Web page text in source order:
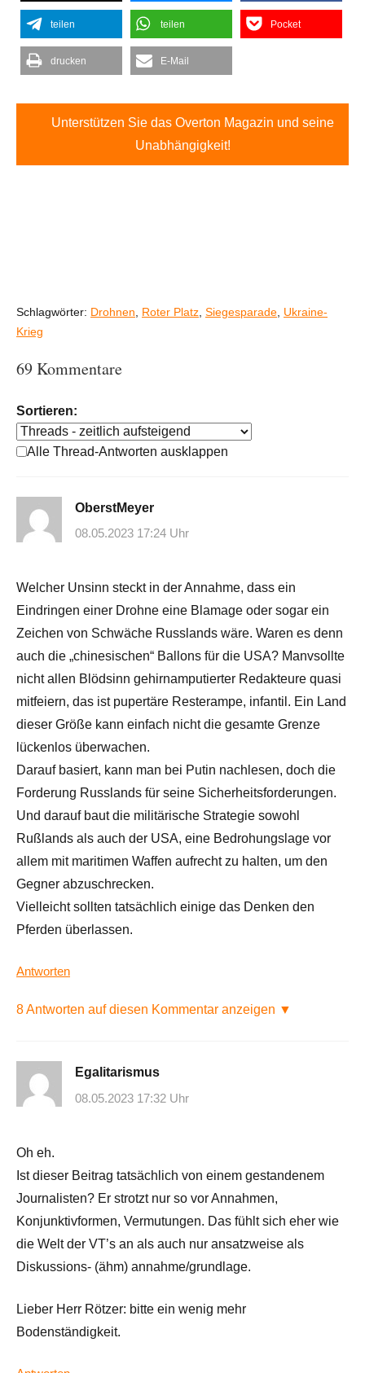
teilen teilen Pocket
drucken E-Mail
Unterstützen Sie das Overton Magazin und seine
Unabhängigkeit!
Schlagwörter: Drohnen Roter Platz Siegesparade Ukraine-
Krieg
69 Kommentare
Sortieren:
Alle Thread-Antworten ausklappen
OberstMeyer
08.05.2023 17:24 Uhr
Welcher Unsinn steckt in der Annahme, dass ein
Eindringen einer Drohne eine Blamage oder sogar ein
Zeichen von Schwäche Russlands wäre. Waren es denn
auch die „chinesischen“ Ballons für die USA? Manvsollte
nicht allen Blödsinn gehirnamputierter Redakteure quasi
mitfeiern, das ist pupertäre Resterampe, infantil. Ein Land
dieser Größe kann einfach nicht die gesamte Grenze
lückenlos überwachen.
Darauf basiert, kann man bei Putin nachlesen, doch die
Forderung Russlands für seine Sicherheitsforderungen.
Und darauf baut die militärische Strategie sowohl
Rußlands als auch der USA, eine Bedrohungslage vor
allem mit maritimen Waffen aufrecht zu halten, um den
Gegner abzuschrecken.
Vielleicht sollten tatsächlich einige das Denken den
Pferden überlassen.
Antworten
8 Antworten auf diesen Kommentar anzeigen ▼
Egalitarismus
08.05.2023 17:32 Uhr
Oh eh.
Ist dieser Beitrag tatsächlich von einem gestandenem
Journalisten? Er strotzt nur so vor Annahmen,
Konjunktivformen, Vermutungen. Das fühlt sich eher wie
die Welt der VT’s an als auch nur ansatzweise als
Diskussions- (ähm) annahme/grundlage.
Lieber Herr Rötzer: bitte ein wenig mehr
Bodenständigkeit.